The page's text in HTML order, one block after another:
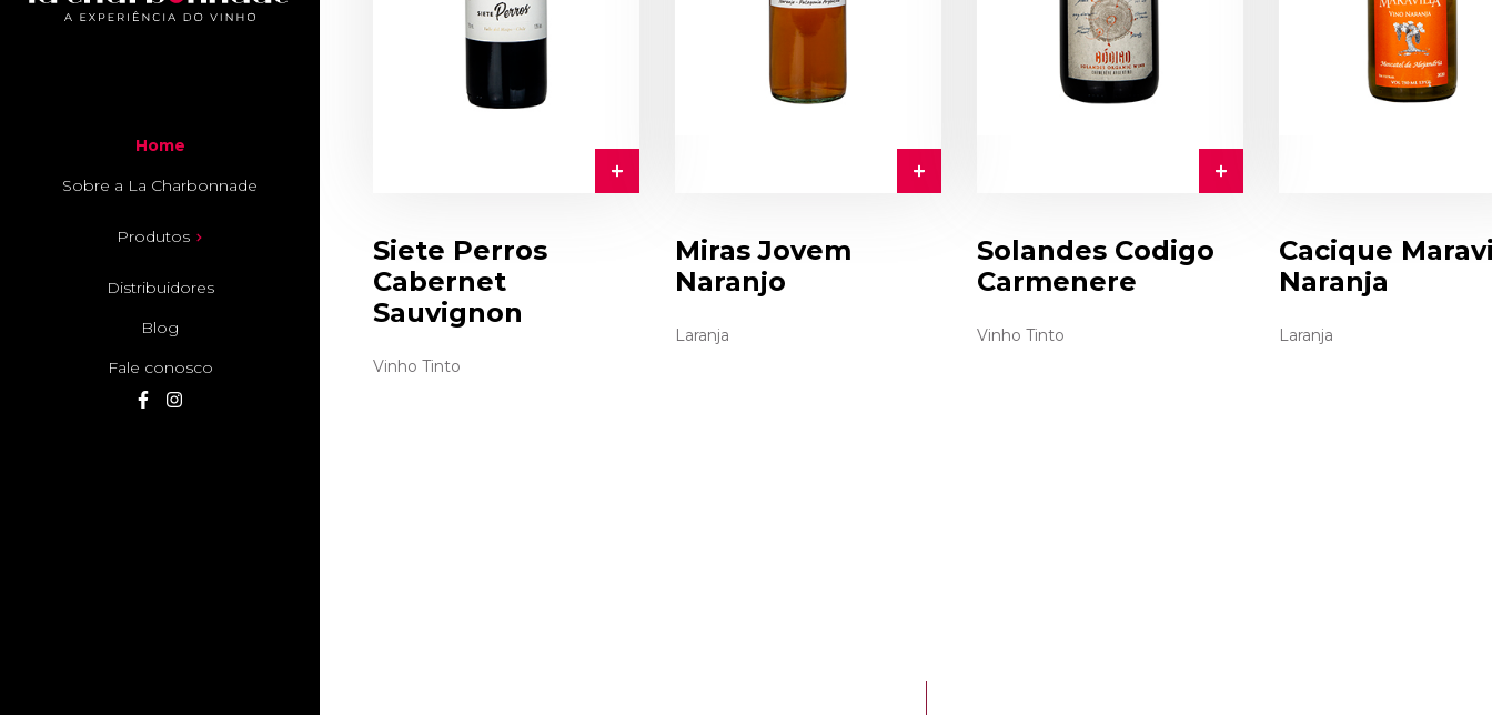
Home
Sobre a La Charbonnade
Produtos
Distribuidores
Blog
Fale conosco
Siete Perros
Cabernet
Sauvignon
Vinho Tinto
Miras Jovem
Naranjo
Laranja
Solandes Codigo
Carmenere
Vinho Tinto
Cacique
Naranja
Laranja